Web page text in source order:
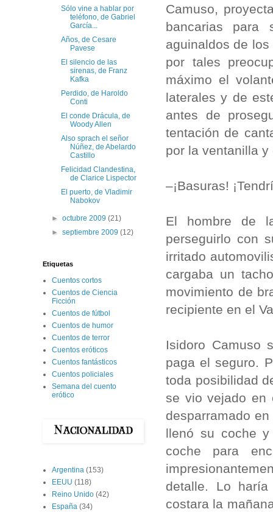
Camuso,
bancarias para
aguinaldos de
por tales
máximo el
laterales y de
antes de
tentación de
por la ventanilla y
–¡Basuras!
El hombre de
perseguirlo con
irritado
cargaba un
movimiento de
recipiente en el
Isidoro Camuso
paga el seguro.
toda posibilidad
se vio vejado en
desparramado
llenó su coche
coche para
detalle. Lo
costara la
Sólo vine a hablar por
teléfono, de Gabriel
García...
Años, de Cesare
Pavese
El silencio de las
sirenas, de Franz
Kafka
Perdido, de Haroldo
Conti
El conde Drácula, de
Woody Allen
Also sprach el señor
Núñez, de Abelardo
Castillo
Felicidad Clandestina,
de Clarice Lispector
El puerto, de Vladimir
Nabokov
►octubre 2009(21)
►septiembre 2009(12)
Etiquetas
Cuentos cortos
Cuentos de Ciencia
Ficción
Cuentos de fútbol
Cuentos de humor
Cuentos de terror
Cuentos eróticos
Cuentos fantásticos
Cuentos policiales
Semana del cuento
erótico
Argentina (153)
EEUU (118)
Reino Unido (42)
España (34)